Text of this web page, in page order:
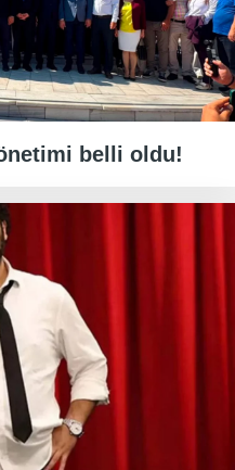
belli oldu!